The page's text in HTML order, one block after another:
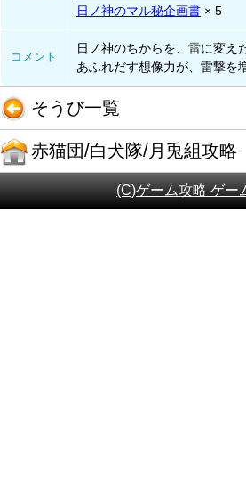
日ノ神のマル秘企画書 × 5
コメント
日ノ神のちからを、雷に変え
あふれだす想像力が、雷撃を
そうび一覧
赤猫団/白犬隊/月兎組攻略
(C)ゲーム攻略 ゲー